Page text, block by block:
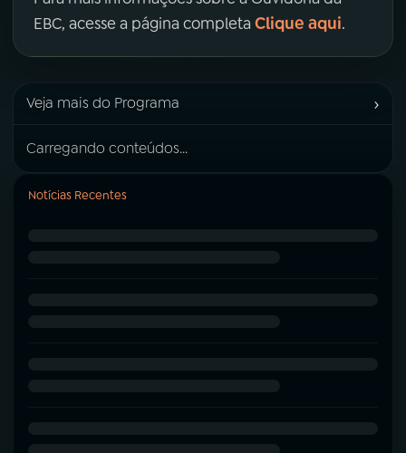
EBC, acesse a página completa Clique aqui.
Veja mais do Programa ›
Carregando conteúdos...
Notícias Recentes